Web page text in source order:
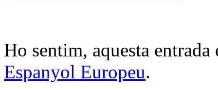
Ho sentim, aquesta
Espanyol Europeu.